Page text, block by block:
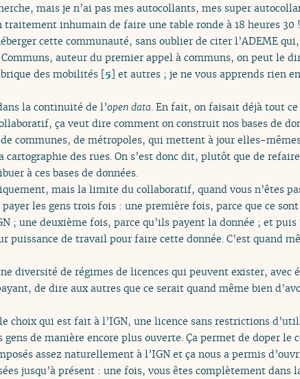
mais je n’ai pas mes autocollants, mes super
traitement inhumain de faire une table ronde à 18 heures 30 !
cette communauté, sans oublier de citer l’ADEME
auteur du premier appel à communs, on peut le
des mobilités [5] et autres ; je ne vous apprends rien
la continuité de l’open data . En fait, on faisait déjà tout
ça veut dire comment on construit nos bases de
communes, de métropoles, qui mettent à jour elles-
des rues. On s’est donc dit, plutôt que de
à ces bases de données.
mais la limite du collaboratif, quand vous n’êtes
les gens trois fois : une première fois, parce que ce
; une deuxième fois, parce qu’ils payent la donnée ; et
puissance de travail pour faire cette donnée. C’est quand
diversité de régimes de licences qui peuvent exister, avec
de dire aux autres que ce serait quand même bien
choix qui est fait à l’IGN, une licence sans restrictions
de manière encore plus ouverte. Ça permet de doper le
assez naturellement à l’IGN et ça nous a permis
jusqu’à présent : une fois, vous êtes complètement dans